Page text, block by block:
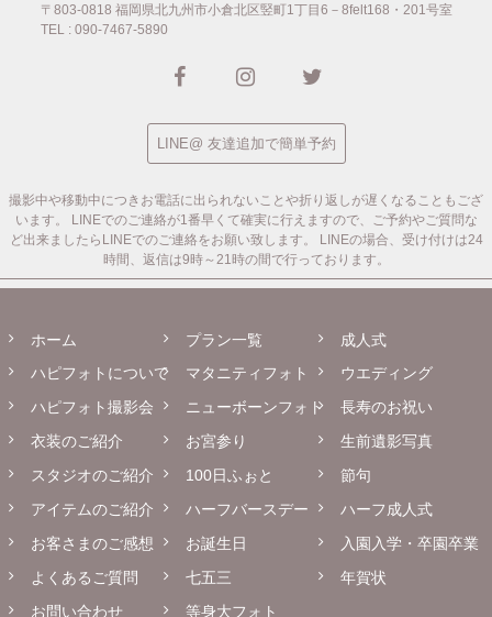
〒803-0818 福岡県北九州市小倉北区竪町1丁目6－8felt168・201号室
TEL : 090-7467-5890
LINE@ 友達追加で簡単予約
撮影中や移動中につきお電話に出られないことや折り返しが遅くなることもござ
います。
LINEでのご連絡が1番早くて確実に行えますので、ご予約やご質問な
ど出来ましたらLINEでのご連絡をお願い致します。
LINEの場合、受け付けは24
時間、返信は9時～21時の間で行っております。
ホーム
ハピフォトについて
ハピフォト撮影会
衣装のご紹介
スタジオのご紹介
アイテムのご紹介
お客さまのご感想
よくあるご質問
お問い合わせ
プラン一覧
マタニティフォト
ニューボーンフォト
お宮参り
100日ふぉと
ハーフバースデー
お誕生日
七五三
等身大フォト
成人式
ウエディング
長寿のお祝い
生前遺影写真
節句
ハーフ成人式
入園入学・卒園卒業
年賀状